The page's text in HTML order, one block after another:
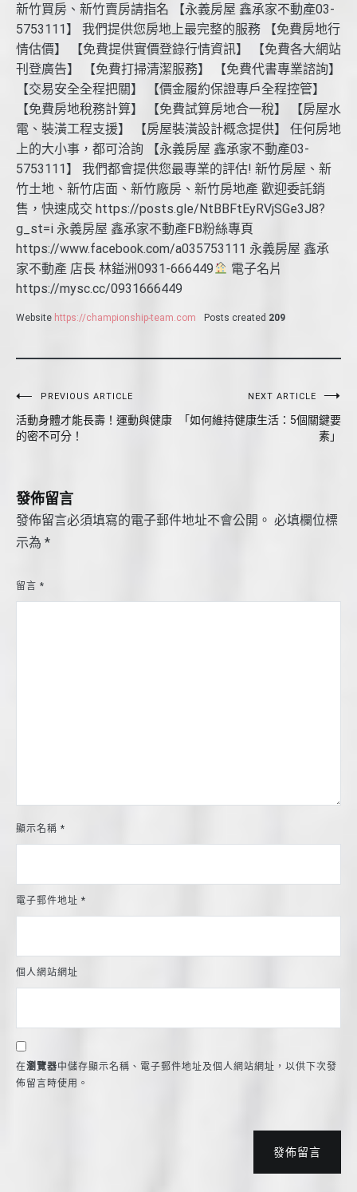
新竹買房、新竹賣房請指名 【永義房屋 鑫承家不動產03-
5753111】 我們提供您房地上最完整的服務 【免費房地行
情估價】 【免費提供實價登錄行情資訊】 【免費各大網站
刊登廣告】 【免費打掃清潔服務】 【免費代書專業諮詢】
【交易安全全程把關】 【價金履約保證專戶全程控管】
【免費房地稅務計算】 【免費試算房地合一稅】 【房屋水
電、裝潢工程支援】 【房屋裝潢設計概念提供】 任何房地
上的大小事，都可洽詢 【永義房屋 鑫承家不動產03-
5753111】 我們都會提供您最專業的評估! 新竹房屋、新
竹土地、新竹店面、新竹廠房、新竹房地產 歡迎委託銷
售，快速成交 https://posts.gle/NtBBFtEyRVjSGe3J8?
g_st=i 永義房屋 鑫承家不動產FB粉絲專頁
https://www.facebook.com/a035753111 永義房屋 鑫承
家不動產 店長 林鎰洲0931-666449
電子名片
https://mysc.cc/0931666449
Website https://championship-team.com Posts created 209
文
章
覽
PREVIOUS ARTICLE
活動身體才能長壽！運動與健康
的密不可分！
NEXT ARTICLE
「如何維持健康生活：5個關鍵要
素」
發佈留言
發佈留言必須填寫的電子郵件地址不會公開。 必填欄位標
示為 *
留言 *
顯示名稱 *
電子郵件地址 *
個人網站網址
在瀏覽器中儲存顯示名稱、電子郵件地址及個人網站網址，以供下次發
佈留言時使用。
發佈留言